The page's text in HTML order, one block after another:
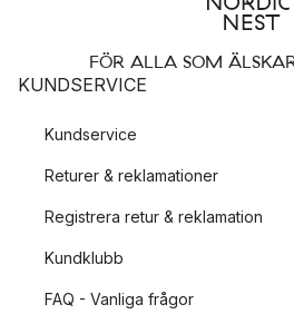
FÖR ALLA SOM
KUNDSERVICE
Kundservice
Returer & reklamationer
Registrera retur & reklamation
Kundklubb
FAQ - Vanliga frågor